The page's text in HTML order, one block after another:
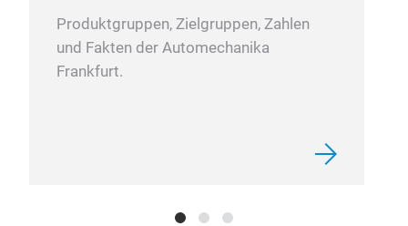
Produktgruppen, Zielgruppen, Zahlen
und Fakten der Automechanika
Frankfurt.